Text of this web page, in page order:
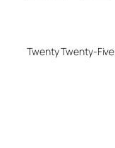
Twenty Twenty-Five